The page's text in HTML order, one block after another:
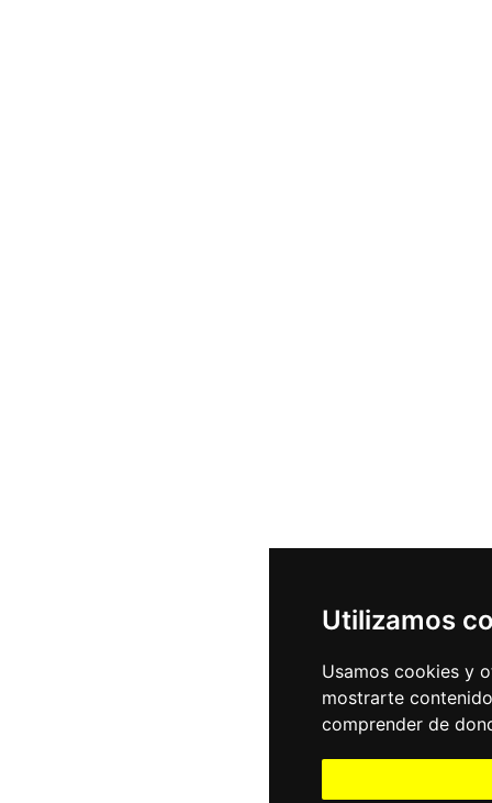
Utilizamos
Usamos cookies y
mostrarte
comprender de